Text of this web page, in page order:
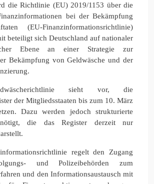
die Richtlinie (EU) 2019/1153 über die
bei der Bekämpfung
(EU-Finanzinformationsrichtlinie)
beteiligt sich Deutschland auf nationaler
Ebene an einer Strategie zur
Bekämpfung von Geldwäsche und der
sieht vor, die
der Mitgliedsstaaten bis zum 10. März
Dazu werden jedoch strukturierte
die das Register derzeit nur
regelt den Zugang
und Polizeibehörden zum
und den Informationsaustausch mit